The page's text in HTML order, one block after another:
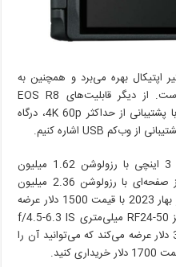
اپتیکال بهره می‌برد و همچنین به
لرزشگیر دیجیتالی کانن مجهز شده است. از دیگر قابلیت‌های EOS R8
می‌توانیم به وجود درگاه microHDMI با پشتیبانی از حداکثر 4K 60p، درگاه
کانن EOS R8 یک نمایشگر چرخشی 3 اینچی با رزولوشن 1.62 میلیون
نقطه‌ای دارد و همچنین برای نمایاب از صفحه‌ای با رزولوشن 2.36 میلیون
نقطه‌ای بهره می‌برد. بدنه این دوربین از بهار 2023 با قیمت 1500 دلار عرضه
می‌شود. کانن برای این محصول یک لنز RF24-50 میلی‌متری f/4.5-6.3 IS
STM را به‌صورت جداگانه با قیمت 300 دلار عرضه می‌کند که می‌توانید آن را